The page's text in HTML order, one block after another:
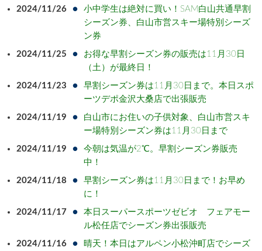
2024/11/26
小中学生は絶対に買い！SAM白山共通早割
シーズン券、白山市営スキー場特別シーズ
ン券
2024/11/25
お得な早割シーズン券の販売は11月30日
（土）が最終日！
2024/11/23
早割シーズン券は11月30日まで。本日スポ
ーツデポ金沢大桑店で出張販売
2024/11/19
白山市にお住いの子供対象、白山市営スキ
ー場特別シーズン券は11月30日まで
2024/11/19
今朝は気温が2℃。早割シーズン券販売
中！
2024/11/18
早割シーズン券は11月30日まで！お早め
に！
2024/11/17
本日スーパースポーツゼビオ フェアモー
ル松任店でシーズン券出張販売
2024/11/16
晴天！本日はアルペン小松沖町店でシーズ